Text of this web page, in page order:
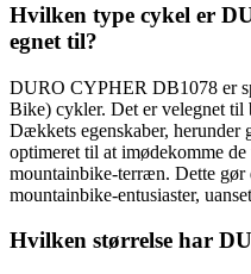
Hvilken type cykel er
egnet til?
DURO CYPHER DB1078 er
Bike) cykler. Det er velegnet til
Dækkets egenskaber, herunder
optimeret til at imødekomme
mountainbike-terræn. Dette
mountainbike-entusiaster,
Hvilken størrelse har